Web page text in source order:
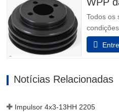
são o
Todos os
todos os
que o
Notícias Relacionadas
Impulsor 4x3-13HH 2205